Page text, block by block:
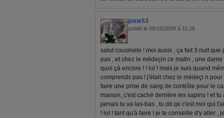
josie53
publié le 08/10/2009 à 11:26
salut cousinele ! moi aussi , ça fait 3 nuit
pas , et chez le médeçin ce matin , une
quoi çà encore ! ! lol ! mais je suis quand
comprends pas ! j'était chez le médeçi n
faire une prise de sang de contrôle pour le
maison, c'est caché derrière les sapins ! et
jamais tu va las-bas , tu dit qe c'est moi qui
! lol ! tant qu'à faire ! je te conseille d'y aller ,